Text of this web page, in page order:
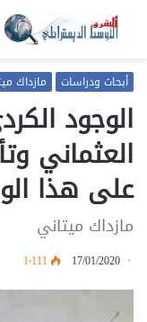
أبحاث ودراسات مازداك
الوجود
العثماني
على هذا
مازداك ميتاني
17/01/2020 1٬111